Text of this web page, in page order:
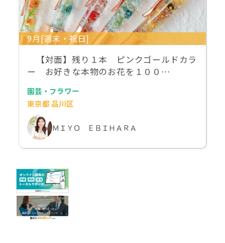
9月[週末・祝日]
【対面】残り１本 ピンクゴールドカラ
ー お好きな本物のお花を１００…
園芸・フラワー
東京都 品川区
ＭＩＹＯ ＥＢＩＨＡＲＡ